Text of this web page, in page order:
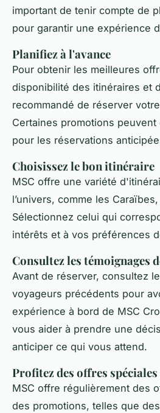
important de tenir compte de
pour garantir une expérience
Planifiez à l'avance
Pour obtenir les meilleures
disponibilité des itinéraires et
recommandé de réserver
Certaines promotions
pour les réservations
Choisissez le bon itinéraire
MSC offre une variété
l’univers, comme les
Sélectionnez celui qui
intérêts et à vos préférences
Consultez les témoignages
Avant de réserver, consultez
voyageurs précédents pour
expérience à bord de MSC
vous aider à prendre une
anticiper ce qui vous attend.
Profitez des offres spéciales
MSC offre régulièrement des
des promotions, telles que